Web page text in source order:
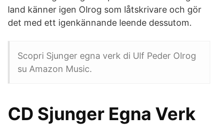
land känner igen Olrog som låtskrivare och gör
det med ett igenkännande leende dessutom.
Scopri Sjunger egna verk di Ulf Peder Olrog
su Amazon Music.
CD Sjunger Egna Verk